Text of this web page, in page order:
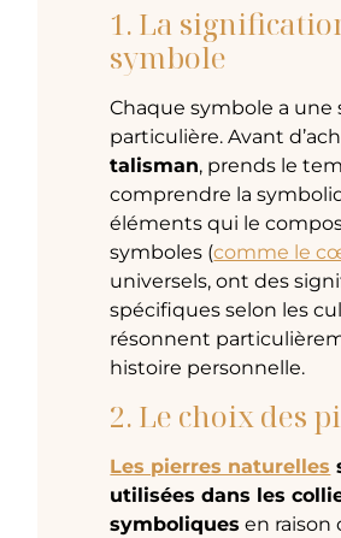
1. La
symbole
Chaque symbole a une
particulière. Avant
talisman, prends le
comprendre la
éléments qui le
symboles (comme le
universels, ont des
spécifiques selon les
résonnent
histoire personnelle.
2. Le choix des
Les pierres naturelles
utilisées dans les
symboliques en raison